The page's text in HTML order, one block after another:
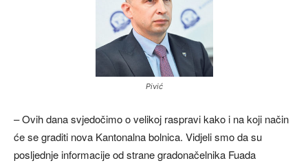
Pivić
– Ovih dana svjedočimo o velikoj raspravi kako i na koji način
će se graditi nova Kantonalna bolnica. Vidjeli smo da su
posljednje informacije od strane gradonačelnika Fuada